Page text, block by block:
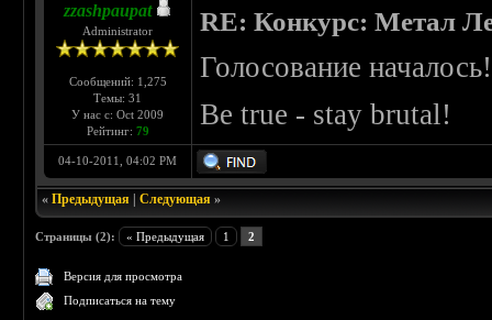
zzashpaupat
Administrator
Сообщений: 1,275
Темы: 31
У нас с: Oct 2009
Рейтинг: 79
RE: Конкурс: Метал
Голосование началось!
Be true - stay brutal!
04-10-2011, 04:02 PM
«Предыдущая |Следующая »
Страницы (2): « Предыдущая 1 2
Версия для просмотра
Подписаться на тему